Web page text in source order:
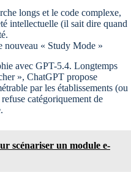
longs et le code complexe,
intellectuelle (il sait dire quand
nouveau « Study Mode »
avec GPT-5.4. Longtemps
», ChatGPT propose
par les établissements (ou
catégoriquement de
scénariser un module e-